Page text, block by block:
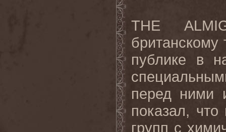
THE
публике в
перед ними
показал,
групп с